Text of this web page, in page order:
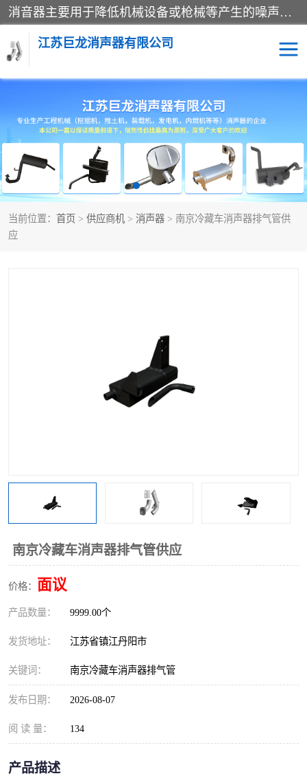
消音器主要用于降低机械设备或枪械等产生的噪声。它通过阻尼或增加排气面积来降低排气速度和功率，从而降低噪声。常见的消音器类型包括阻性消声器、抗性消声器、共振消声器以及阻抗复合式消声器等。这些消音器各有特点，适用于不同频率的噪声消除。
江苏巨龙消声器有限公司
当前位置： 首页 > 供应商机 > 消声器 > 南京冷藏车消声器排气管供
应
南京冷藏车消声器排气管供应
价格： 面议
产品数量： 9999.00个
发货地址： 江苏省镇江丹阳市
关键词： 南京冷藏车消声器排气管
发布日期： 2026-08-07
阅 读 量： 134
产品描述
消声器